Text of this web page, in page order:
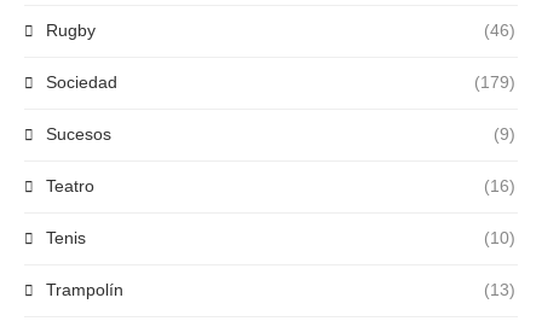
Rugby (46)
Sociedad (179)
Sucesos (9)
Teatro (16)
Tenis (10)
Trampolín (13)